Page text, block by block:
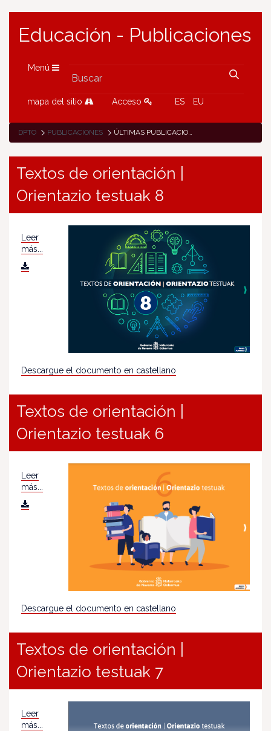
Educación - Publicaciones
Menú
mapa del sitio Acceso ES EU
DPTO PUBLICACIONES ÚLTIMAS PUBLICACIONES
Textos de orientación |
Orientazio testuak 8
Leer
más...
Descargue el documento en castellano
Textos de orientación |
Orientazio testuak 6
Leer
más...
Descargue el documento en castellano
Textos de orientación |
Orientazio testuak 7
Leer
más...